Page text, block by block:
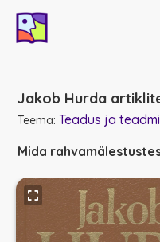
Jakob Hurda
Teema: Teadus ja
Mida